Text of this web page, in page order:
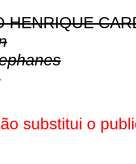
HENRIQUE
substitui o